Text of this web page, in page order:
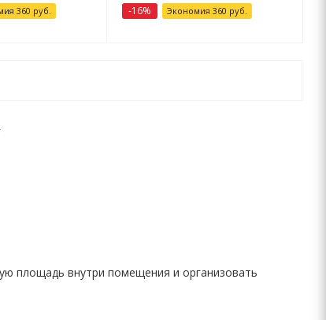
360 руб. -16% Экономия 360 руб.
площадь внутри помещения и организовать